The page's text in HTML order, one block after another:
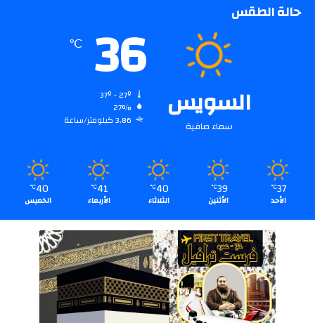
حالة الطقس
السويس
سماء صافية
36
℃
27%
3.86 كيلومتر/ساعة
37
℃
الأحد
39
℃
الأثنين
40
℃
الثلاثاء
41
℃
الأربعاء
40
℃
الخميس